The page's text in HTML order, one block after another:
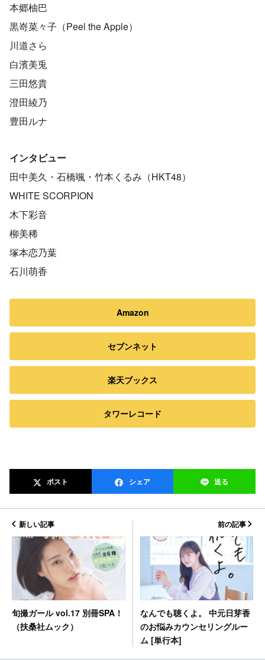
本郷柚巴
黒嵜菜々子（Peel the Apple）
川道さら
白濱美兎
三田悠貴
澄田綾乃
豊田ルナ
インタビュー
田中美久・石橋颯・竹本くるみ（HKT48）
WHITE SCORPION
木下彩音
柳美稀
塚本恋乃葉
石川萌香
Amazon
セブンネット
楽天ブックス
タワーレコード
ポスト シェア 送る
新しい記事
旬撮ガール vol.17 別冊SPA！
（扶桑社ムック）
前の記事
なんでも聴くよ。 中元日芽香
のお悩みカウンセリングルー
ム [単行本]